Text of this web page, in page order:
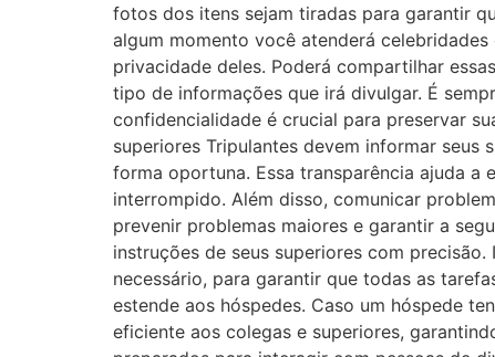
fotos dos itens sejam tiradas para garantir
algum momento você atenderá
privacidade deles. Poderá compartilhar
tipo de informações que irá divulgar. É
confidencialidade é crucial para preservar
superiores Tripulantes devem informar seus
forma oportuna. Essa transparência ajuda a
interrompido. Além disso, comunicar
prevenir problemas maiores e garantir a
instruções de seus superiores com
necessário, para garantir que todas as
estende aos hóspedes. Caso um hóspede
eficiente aos colegas e superiores,